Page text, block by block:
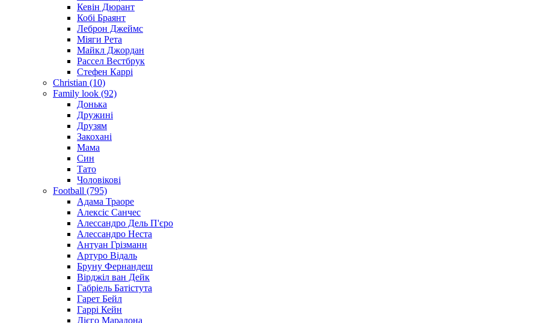
Кевін Дюрант
Кобі Браянт
Леброн Джеймс
Міяги Рета
Майкл Джордан
Рассел Вестбрук
Стефен Каррі
Christian (10)
Family look (92)
Донька
Дружині
Друзям
Закохані
Мама
Син
Тато
Чоловікові
Football (795)
Адама Траоре
Алексіс Санчес
Алессандро Дель П'єро
Алессандро Неста
Антуан Грізманн
Артуро Відаль
Бруну Фернандеш
Вірджіл ван Дейк
Габріель Батістута
Гарет Бейл
Гаррі Кейн
Дієго Марадона